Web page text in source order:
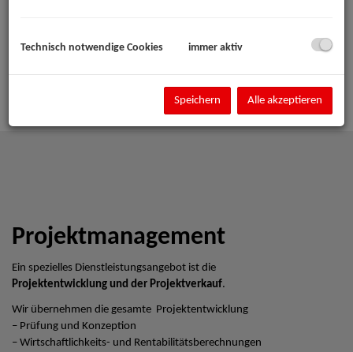
Projektmanagement
Ein spezielles Dienstleistungsangebot ist die
Projektentwicklung und der Projektverkauf.
Wir übernehmen die gesamte Projektentwicklung
– Prüfung und Konzeption
– Wirtschaftlichkeits- und Rentabilitätsberechnungen
Technisch notwendige Cookies immer aktiv
Speichern Alle akzeptieren